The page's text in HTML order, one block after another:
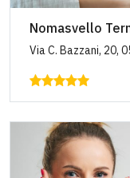
Nomasvello
Via C. Bazzani, 20,